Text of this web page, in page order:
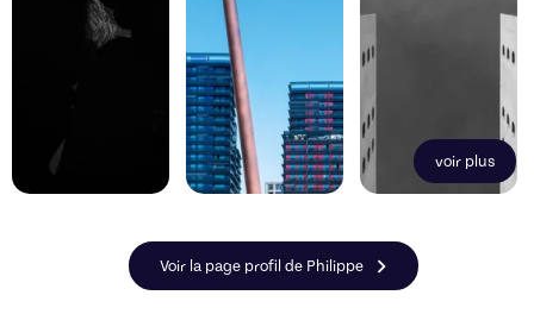
voir plus
Voir la page profil de Philippe